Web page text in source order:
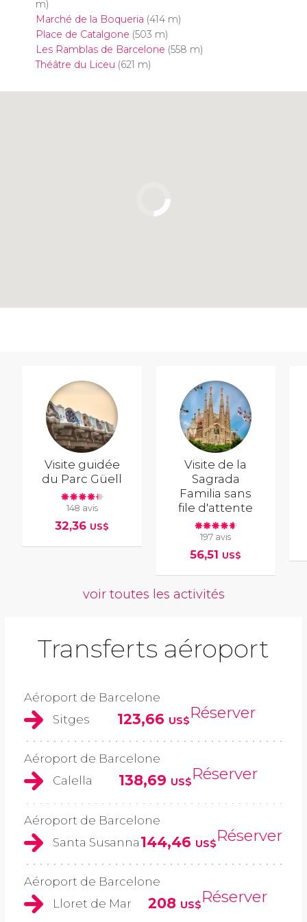
m)
Marché de la Boqueria (414 m)
Place de Catalgone (503 m)
Les Ramblas de Barcelone (558 m)
Théâtre du Liceu (621 m)
Visite guidée
du Parc Güell
148 avis
32,36 US$
Visite de la
Sagrada
Familia sans
file d'attente
197 avis
56,51 US$
voir toutes les activités
Transferts aéroport
Aéroport de Barcelone
Sitges
123,66 US$Réserver
Aéroport de Barcelone
Calella
138,69 US$Réserver
Aéroport de Barcelone
Santa Susanna 144,46 US$Réserver
Aéroport de Barcelone
Lloret de Mar
208 US$Réserver